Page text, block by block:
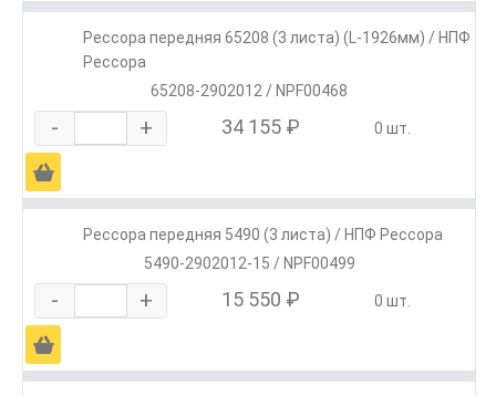
Рессора передняя 65208 (3 листа) (L-1926мм) / НПФ
Рессора
65208-2902012 / NPF00468
- + 34 155 ₽ 0 шт.
Ä
Рессора передняя 5490 (3 листа) / НПФ Рессора
5490-2902012-15 / NPF00499
- + 15 550 ₽ 0 шт.
Ä